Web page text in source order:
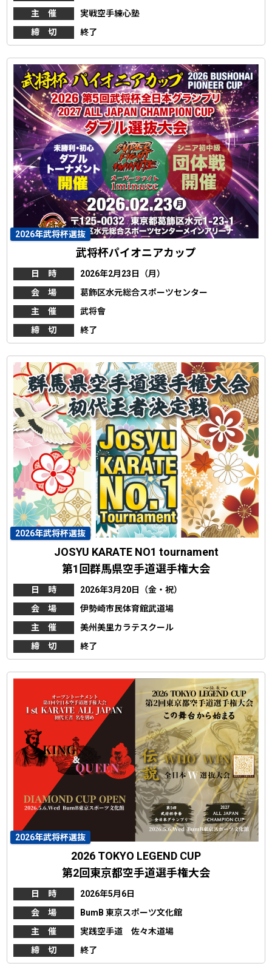
主 催
実戦空手練心塾
締 切
終了
2026年武将杯選抜
武将杯パイオニアカップ
日 時
2026年2月23日（月）
会 場
葛飾区水元総合スポーツセンター
主 催
武将會
締 切
終了
2026年武将杯選抜
JOSYU KARATE NO1 tournament
第1回群馬県空手道選手権大会
日 時
2026年3月20日（金・祝）
会 場
伊勢崎市民体育館武道場
主 催
美州美里カラテスクール
締 切
終了
2026年武将杯選抜
2026 TOKYO LEGEND CUP
第2回東京都空手道選手権大会
日 時
2026年5月6日
会 場
BumB 東京スポーツ文化館
主 催
実践空手道 佐々木道場
締 切
終了